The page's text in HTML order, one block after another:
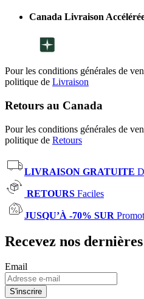
Canada Livraison
Pour les conditions générales de
politique de Livraison
Retours au Canada
Pour les conditions générales de
politique de Retours
LIVRAISON GRATUITE
RETOURS Faciles
JUSQU’À -70% SUR
Recevez nos
Email
S'inscrire